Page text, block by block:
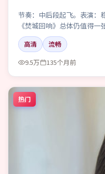
节奏：中后段起飞。表演：
《焚城回响》总体仍值得一
高清
流畅
9.5万
135个月前
热门